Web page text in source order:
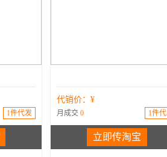
1件代发
代销价：¥
月成交 0 1件
立即传淘宝